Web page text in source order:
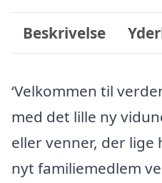
Beskrivelse
‘Velkommen til
med det lille ny
eller venner, der lige
nyt familiemedlem